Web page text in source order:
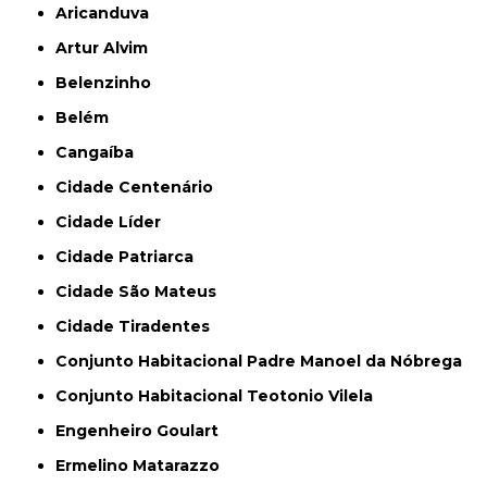
Aricanduva
Artur Alvim
Belenzinho
Belém
Cangaíba
Cidade Centenário
Cidade Líder
Cidade Patriarca
Cidade São Mateus
Cidade Tiradentes
Conjunto Habitacional Padre Manoel da Nóbrega
Conjunto Habitacional Teotonio Vilela
Engenheiro Goulart
Ermelino Matarazzo